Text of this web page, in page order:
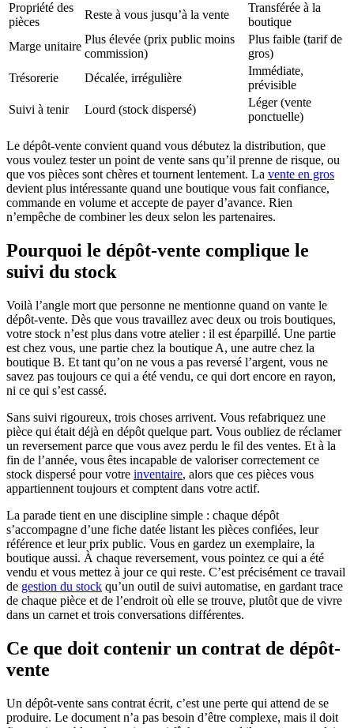
Propriété des
pièces
Reste à vous jusqu’à la vente
Transférée à la
boutique
Marge unitaire
Plus élevée (prix public moins
commission)
Plus faible (tarif de
gros)
Trésorerie
Décalée, irrégulière
Immédiate,
prévisible
Suivi à tenir
Lourd (stock dispersé)
Léger (vente
ponctuelle)
Le dépôt-vente convient quand vous débutez la distribution, que
vous voulez tester un point de vente sans qu’il prenne de risque, ou
que vos pièces sont chères et tournent lentement. La vente en gros
devient plus intéressante quand une boutique vous fait confiance,
commande en volume et accepte de payer d’avance. Rien
n’empêche de combiner les deux selon les partenaires.
Pourquoi le dépôt-vente complique le
suivi du stock
Voilà l’angle mort que personne ne mentionne quand on vante le
dépôt-vente. Dès que vous travaillez avec deux ou trois boutiques,
votre stock n’est plus dans votre atelier : il est éparpillé. Une partie
est chez vous, une partie chez la boutique A, une autre chez la
boutique B. Et tant qu’on ne vous a pas reversé l’argent, vous ne
savez pas toujours ce qui a été vendu, ce qui dort encore en rayon,
ni ce qui s’est cassé.
Sans suivi rigoureux, trois choses arrivent. Vous refabriquez une
pièce qui était déjà en dépôt quelque part. Vous oubliez de réclamer
un reversement parce que vous avez perdu le fil des ventes. Et à la
fin de l’année, vous êtes incapable de valoriser correctement ce
stock dispersé pour votre inventaire, alors que ces pièces vous
appartiennent toujours et comptent dans votre actif.
La parade tient en une discipline simple : chaque dépôt
s’accompagne d’une fiche datée listant les pièces confiées, leur
référence et leur prix public. Vous en gardez un exemplaire, la
boutique aussi. À chaque reversement, vous pointez ce qui a été
vendu et vous mettez à jour ce qui reste. C’est précisément ce travail
de gestion du stock qu’un outil de suivi automatise, en gardant trace
de chaque pièce et de l’endroit où elle se trouve, plutôt que de vivre
dans un carnet et trois conversations différentes.
Ce que doit contenir un contrat de dépôt-
vente
Un dépôt-vente sans contrat écrit, c’est une perte qui attend de se
produire. Le document n’a pas besoin d’être complexe, mais il doit